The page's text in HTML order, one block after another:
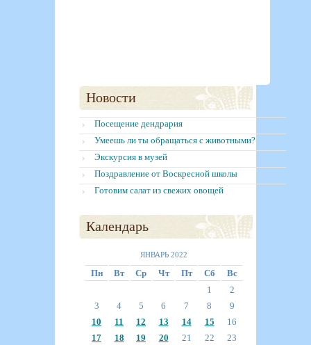
Новости
Посещение дендрария
Умеешь ли ты обращаться с животными?
Экскурсия в музей
Поздравление от Воскресной школы
Готовим салат из свежих овощей
Календарь
ЯНВАРЬ 2022
Пн Вт Ср Чт Пт Сб
Вс
1
2
3
4 5 6 7 8
9
10
11 12 13 14 15
16
17
18 19 20 21 22
23